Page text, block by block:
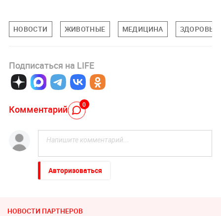
НОВОСТИ ЖИВОТНЫЕ МЕДИЦИНА ЗДОРОВЬЕ
Подписаться на LIFE
Комментарий 0
Авторизоваться
НОВОСТИ ПАРТНЕРОВ